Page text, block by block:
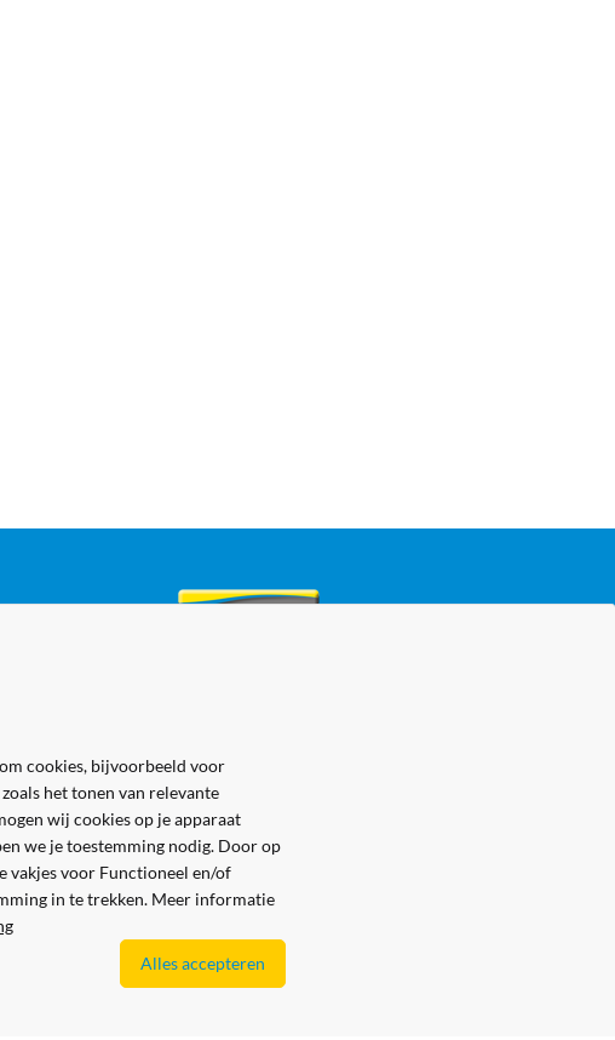
cookies, bijvoorbeeld voor
het tonen van relevante
wij cookies op je apparaat
we je toestemming nodig. Door op
vakjes voor Functioneel en/of
in te trekken. Meer informatie
Alles accepteren